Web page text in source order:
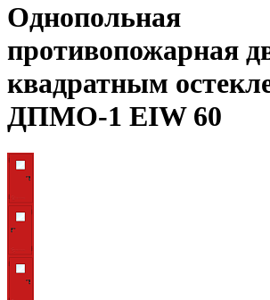
Однопольная
противопожарная
квадратным
ДПМО-1 EIW 60